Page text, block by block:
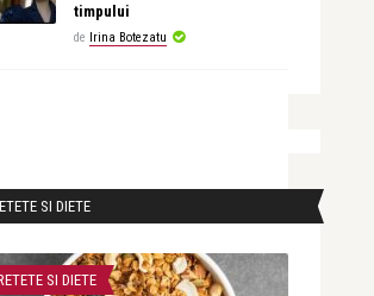
timpului
de Irina Botezatu
SI DIETE
SI DIETE